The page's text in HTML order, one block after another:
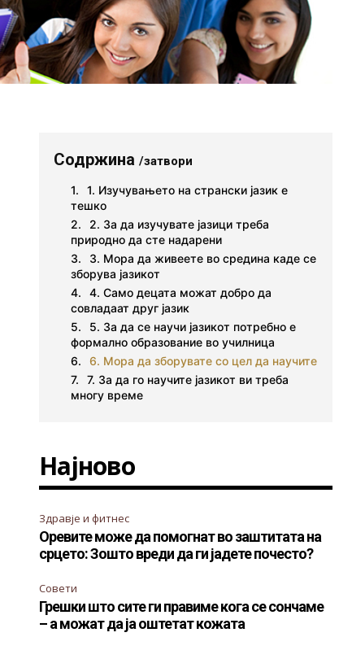
Содржина/затвори
1. Изучувањето на странски јазик е
тешко
2. За да изучувате јазици треба
природно да сте надарени
3. Мора да живеете во средина каде се
зборува јазикот
4. Само децата можат добро да
совладаат друг јазик
5. За да се научи јазикот потребно е
формално образование во училница
6. Мора да зборувате со цел да научите
7. За да го научите јазикот ви треба
многу време
Најново
Здравје и фитнес
Оревите може да помогнат во заштитата на
срцето: Зошто вреди да ги јадете почесто?
Совети
Грешки што сите ги правиме кога се сончаме
– а можат да ја оштетат кожата